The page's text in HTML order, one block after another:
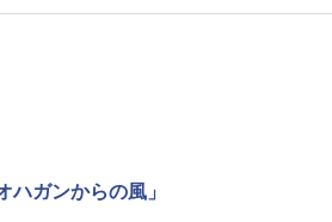
ハガンからの風」